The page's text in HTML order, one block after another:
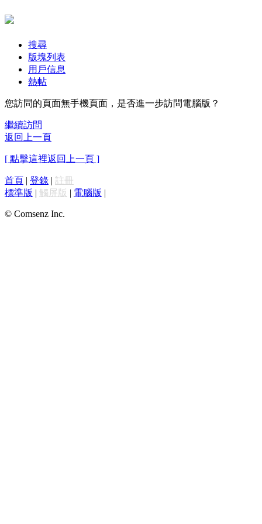
搜尋
版塊列表
用戶信息
熱帖
您訪問的頁面無手機頁面，是否進一步訪問電腦版？
繼續訪問
返回上一頁
[ 點擊這裡返回上一頁 ]
首頁 | 登錄 | 註冊
標準版 | 觸屏版 | 電腦版 |
© Comsenz Inc.